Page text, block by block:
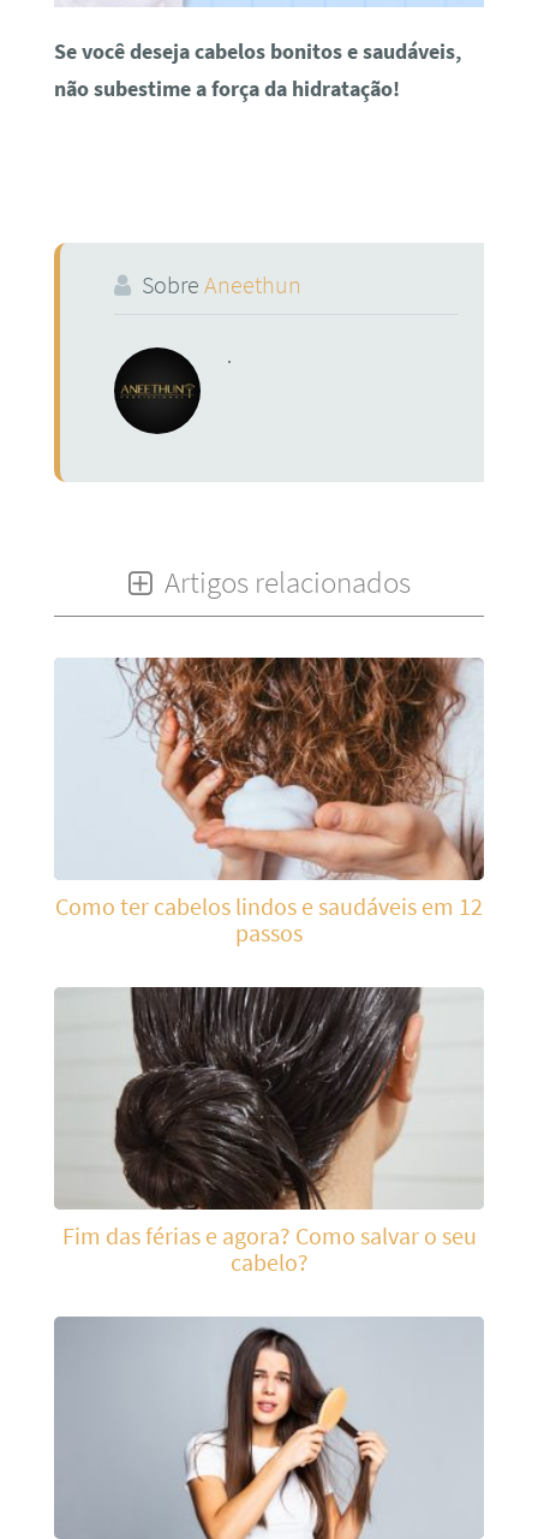
Se você deseja cabelos bonitos e saudáveis,
não subestime a força da hidratação!
Sobre Aneethun
.
Artigos relacionados
Como ter cabelos lindos e saudáveis em 12
passos
Fim das férias e agora? Como salvar o seu
cabelo?